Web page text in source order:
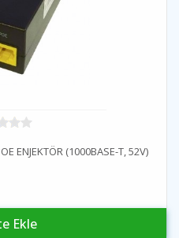
ENJEKTÖR (1000BASE-T, 52V)
Ekle